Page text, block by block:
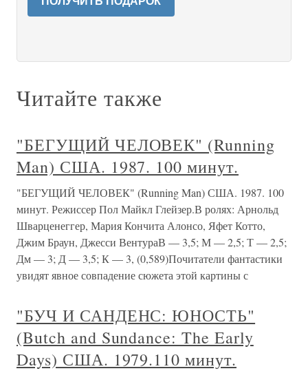
Читайте также
"БЕГУЩИЙ ЧЕЛОВЕК" (Running
Man) США. 1987. 100 минут.
"БЕГУЩИЙ ЧЕЛОВЕК" (Running Man) США. 1987. 100
минут. Режиссер Пол Майкл Глейзер.В ролях: Арнольд
Шварценеггер, Мария Кончита Алонсо, Яфет Котто,
Джим Браун, Джесси ВентураВ — 3,5; М — 2,5; Т — 2,5;
Дм — 3; Д — 3,5; К — 3, (0,589)Почитатели фантастики
увидят явное совпадение сюжета этой картины с
"БУЧ И САНДЕНС: ЮНОСТЬ"
(Butch and Sundance: The Early
Days) США. 1979.110 минут.